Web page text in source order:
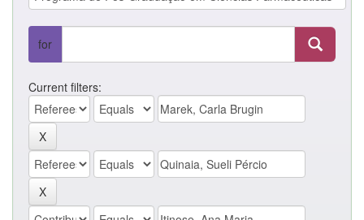
for
Current filters: